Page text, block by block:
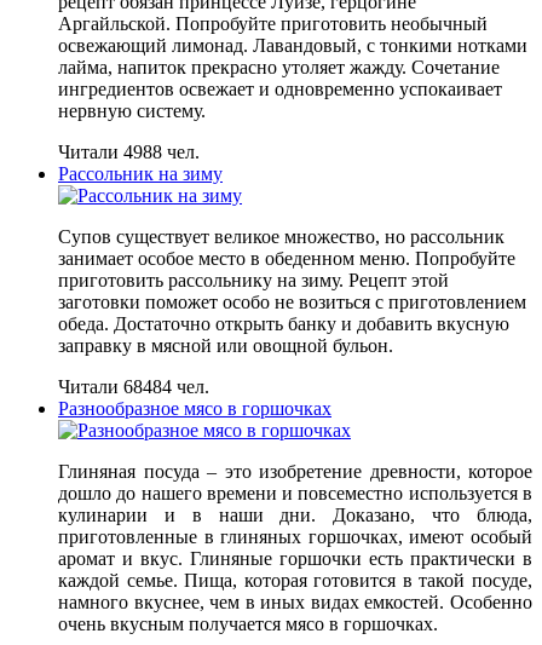
Аргайльской. Попробуйте приготовить необычный
освежающий лимонад. Лавандовый, с тонкими нотками
лайма, напиток прекрасно утоляет жажду. Сочетание
ингредиентов освежает и одновременно успокаивает
нервную систему.
Читали 4988 чел.
Рассольник на зиму
Супов существует великое множество, но рассольник
занимает особое место в обеденном меню. Попробуйте
приготовить рассольнику на зиму. Рецепт этой
заготовки поможет особо не возиться с приготовлением
обеда. Достаточно открыть банку и добавить вкусную
заправку в мясной или овощной бульон.
Читали 68484 чел.
Разнообразное мясо в горшочках
Глиняная посуда – это изобретение древности, которое
дошло до нашего времени и повсеместно используется в
кулинарии и в наши дни. Доказано, что блюда,
приготовленные в глиняных горшочках, имеют особый
аромат и вкус. Глиняные горшочки есть практически в
каждой семье. Пища, которая готовится в такой посуде,
намного вкуснее, чем в иных видах емкостей. Особенно
очень вкусным получается мясо в горшочках.